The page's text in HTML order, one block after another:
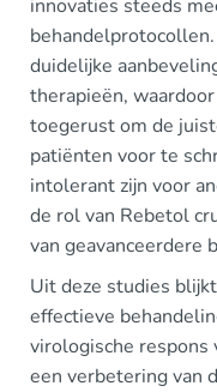
innovaties steeds
duidelijke
therapieën,
toegerust om de
patiënten voor te
intolerant zijn voor
de rol van Rebetol
van geavanceerdere
Uit deze studies
effectieve
virologische respons
een verbetering van